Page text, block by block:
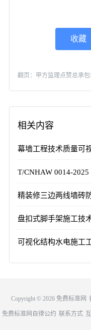
收藏
翻页： 甲方监理点赞总承
相关内容
幕墙工程技术质量可
精装修三边两线墙砖
盘扣式脚手架施工技
可视化结构水电施工
Copyright © 2026 免费标准网
免费标准网自律公约 联系方式